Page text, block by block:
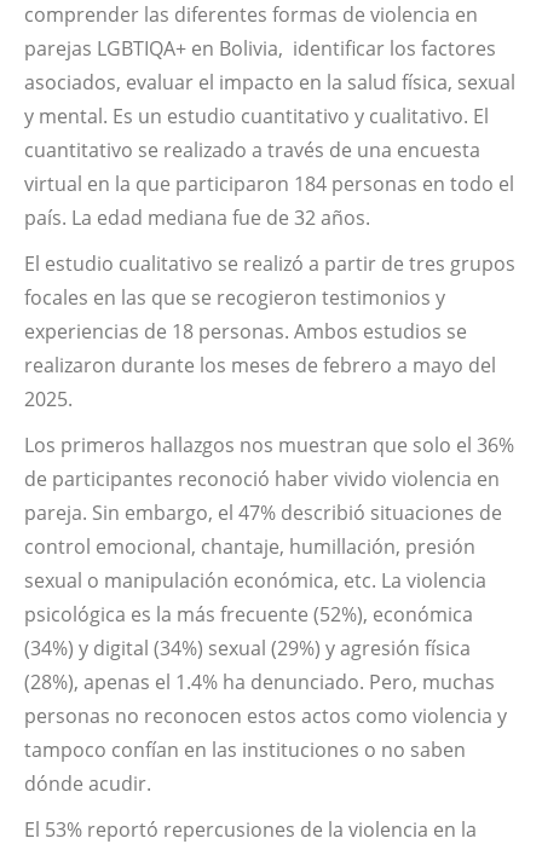
comprender las diferentes formas de violencia en
parejas LGBTIQA+ en Bolivia, identificar los factores
asociados, evaluar el impacto en la salud física, sexual
y mental. Es un estudio cuantitativo y cualitativo. El
cuantitativo se realizado a través de una encuesta
virtual en la que participaron 184 personas en todo el
país. La edad mediana fue de 32 años.
El estudio cualitativo se realizó a partir de tres grupos
focales en las que se recogieron testimonios y
experiencias de 18 personas. Ambos estudios se
realizaron durante los meses de febrero a mayo del
2025.
Los primeros hallazgos nos muestran que solo el 36%
de participantes reconoció haber vivido violencia en
pareja. Sin embargo, el 47% describió situaciones de
control emocional, chantaje, humillación, presión
sexual o manipulación económica, etc. La violencia
psicológica es la más frecuente (52%), económica
(34%) y digital (34%) sexual (29%) y agresión física
(28%), apenas el 1.4% ha denunciado. Pero, muchas
personas no reconocen estos actos como violencia y
tampoco confían en las instituciones o no saben
dónde acudir.
El 53% reportó repercusiones de la violencia en la